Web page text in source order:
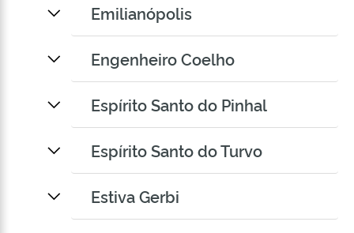
Emilianópolis
Engenheiro Coelho
Espírito Santo do Pinhal
Espírito Santo do Turvo
Estiva Gerbi